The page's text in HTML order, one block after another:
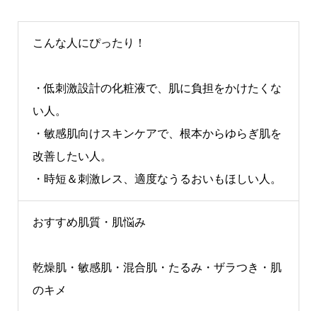
こんな人にぴったり！
・低刺激設計の化粧液で、肌に負担をかけたくな
い人。
・敏感肌向けスキンケアで、根本からゆらぎ肌を
改善したい人。
・時短＆刺激レス、適度なうるおいもほしい人。
おすすめ肌質・肌悩み
乾燥肌・敏感肌・混合肌・たるみ・ザラつき・肌
のキメ